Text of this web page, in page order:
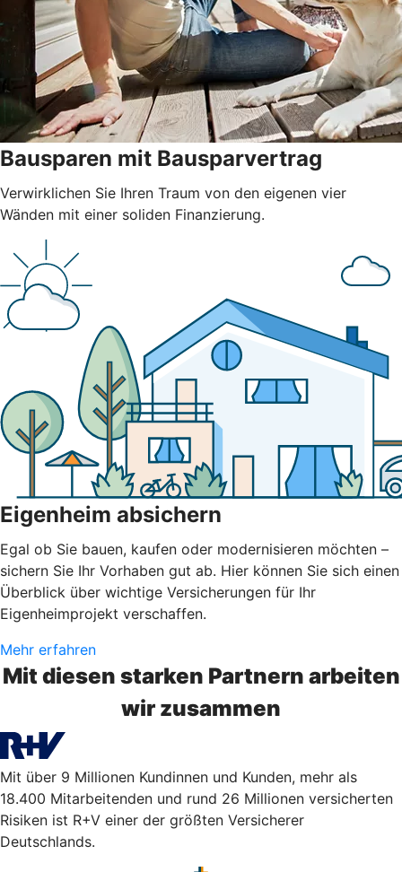
Bausparen mit Bausparvertrag
Verwirklichen Sie Ihren Traum von den eigenen vier
Wänden mit einer soliden Finanzierung.
Eigenheim absichern
Egal ob Sie bauen, kaufen oder modernisieren möchten –
sichern Sie Ihr Vorhaben gut ab. Hier können Sie sich einen
Überblick über wichtige Versicherungen für Ihr
Eigenheimprojekt verschaffen.
Mehr erfahren
Mit diesen starken Partnern arbeiten
wir zusammen
Mit über 9 Millionen Kundinnen und Kunden, mehr als
18.400 Mitarbeitenden und rund 26 Millionen versicherten
Risiken ist R+V einer der größten Versicherer
Deutschlands.